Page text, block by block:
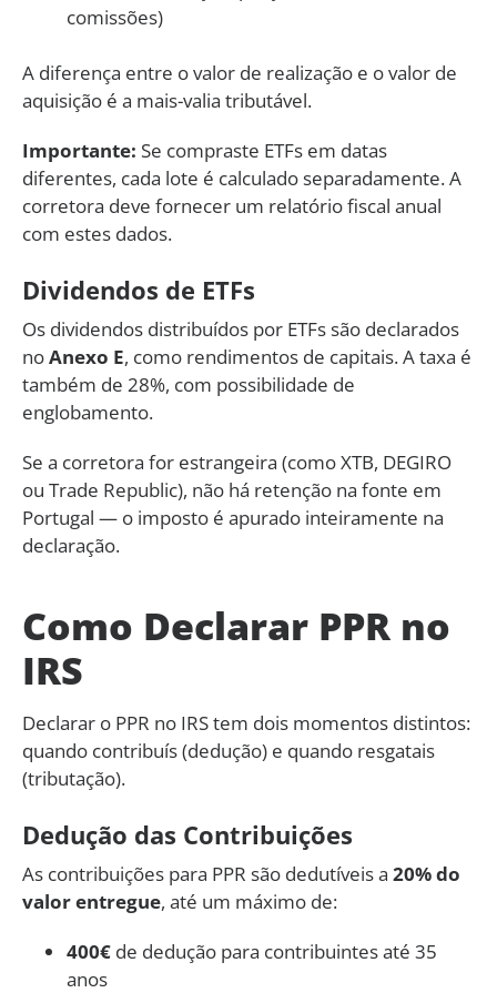
comissões)
A diferença entre o valor de realização e o valor de
aquisição é a mais-valia tributável.
Importante: Se compraste ETFs em datas
diferentes, cada lote é calculado separadamente. A
corretora deve fornecer um relatório fiscal anual
com estes dados.
Dividendos de ETFs
Os dividendos distribuídos por ETFs são declarados
noAnexo E, como rendimentos de capitais. A taxa é
também de 28%, com possibilidade de
englobamento.
Se a corretora for estrangeira (como XTB, DEGIRO
ou Trade Republic), não há retenção na fonte em
Portugal — o imposto é apurado inteiramente na
declaração.
Como Declarar PPR no
IRS
Declarar o PPR no IRS tem dois momentos distintos:
quando contribuís (dedução) e quando resgatais
(tributação).
Dedução das Contribuições
As contribuições para PPR são dedutíveis a 20% do
valor entregue, até um máximo de:
400€ de dedução para contribuintes até 35
anos